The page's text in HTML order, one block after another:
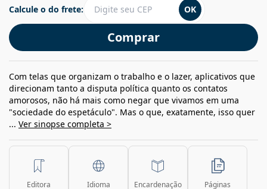
Comprar
Calcule o do frete: OK
Com telas que organizam o trabalho e o lazer, aplicativos que
direcionam tanto a disputa política quanto os contatos
amorosos, não há mais como negar que vivamos em uma
"sociedade do espetáculo". Mas o que, exatamente, isso quer
... Ver sinopse completa >
Editora Idioma Encardenação Páginas